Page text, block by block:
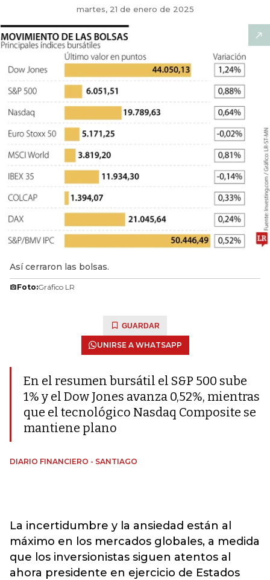
martes, 21 de enero de 2025
Así cerraron las bolsas.
Foto:Gráfico LR
GUARDAR
UNIRSE A WHATSAPP
En el resumen bursátil el S&P 500 sube
1% y el Dow Jones avanza 0,52%, mientras
que el tecnológico Nasdaq Composite se
mantiene plano
DIARIO FINANCIERO - SANTIAGO
La incertidumbre y la ansiedad están al
máximo en los mercados globales, a medida
que los inversionistas siguen atentos al
ahora presidente en ejercicio de Estados